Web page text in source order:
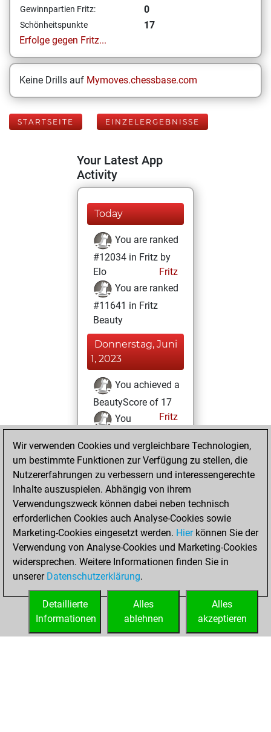
Gewinnpartien Fritz: 0
Schönheitspunkte
17
Erfolge gegen Fritz...
Keine Drills auf Mymoves.chessbase.com
STARTSEITE EINZELERGEBNISSE
Your Latest App
Activity
Today
You are ranked
#12034 in Fritz by
Elo
Fritz
You are ranked
#11641 in Fritz
Beauty
Donnerstag, Juni
1, 2023
You achieved a
BeautyScore of 17
Fritz
You
of 1592
You created
your Fritz account
Donnerstag, Mai
25, 2023
You played 1
bullet games
Play
You scored +0
=0 -1 in bullet
Wir verwenden Cookies und vergleichbare Technologien,
um bestimmte Funktionen zur Verfügung zu stellen, die
Nutzererfahrungen zu verbessern und interessengerechte
Inhalte auszuspielen. Abhängig von ihrem
Verwendungszweck können dabei neben technisch
erforderlichen Cookies auch Analyse-Cookies sowie
Marketing-Cookies eingesetzt werden. Hierkönnen Sie der
Verwendung von Analyse-Cookies und Marketing-Cookies
widersprechen. Weitere Informationen finden Sie in
unserer Datenschutzerklärung.
Alles
akzeptieren
Alles
ablehnen
Detaillierte
Informationen